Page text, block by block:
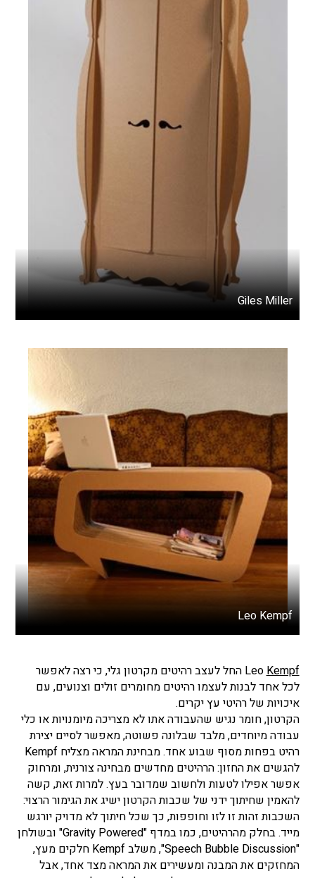
Giles Miller
Leo Kempf
Leo Kempf
החל לעצב רהיטים מקרטון גלי, כי רצה לאפשר
לכל אחד לבנות לעצמו רהיטים מחומרים זולים וצנועים, עם
איכויות של רהיטי עץ יקרים.
הקרטון, חומר נגיש שהעבודה אתו לא מצריכה מיומנויות או כלי
עבודה מיוחדים, מלבד שבלונה פשוטה, מאפשר לסיים יצירת
רהיט בפחות מסוף שבוע אחד. מבחינת המראה מצליח Kempf
להגשים את החזון: הרהיטים מחדשים מבחינה צורנית, ומרחוק
אפשר אפילו לטעות ולחשוב שמדובר בעץ. למרות זאת, קשה
להאמין שחיתוך ידני של שכבות הקרטון ישיג את הגימור הרצוי:
השכבות זהות זו לזו וחופפות, כך שכל חיתוך לא מדויק יורגש
מייד. בחלק מהרהיטים, כמו במדף "Gravity Powered" ובשולחן
"Speech Bubble Discussion", משלב Kempf חלקים מעץ,
המחזקים את המבנה ומעשירים את המראה מצד אחד, אבל